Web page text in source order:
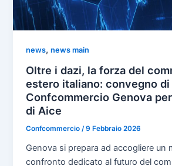
news,news main
Oltre i dazi, la forza del
estero italiano: convegno di
Confcommercio Genova
di Aice
Confcommercio/9 Febbraio 2026
Genova si prepara ad accogliere un
confronto dedicato al futuro del